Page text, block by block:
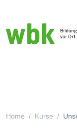
Main
Home Kurse